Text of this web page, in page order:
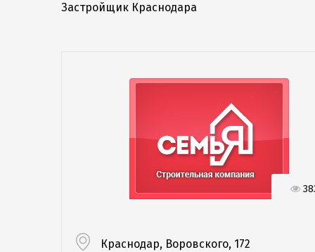
Застройщик Краснодара
Краснодар, Воровского, 172